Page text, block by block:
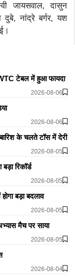
जायसवाल, दासुन
दुबे, नांद्रे बर्गर, यश
WTC टेबल में हुआ फायदा
2026-08-06
2026-08-06
के चलते टॉस में देरी
2026-08-05
रिकॉर्ड
2026-08-05
बड़ा बदलाव
2026-08-05
मैच पर साया
2026-08-05
2026-08-04